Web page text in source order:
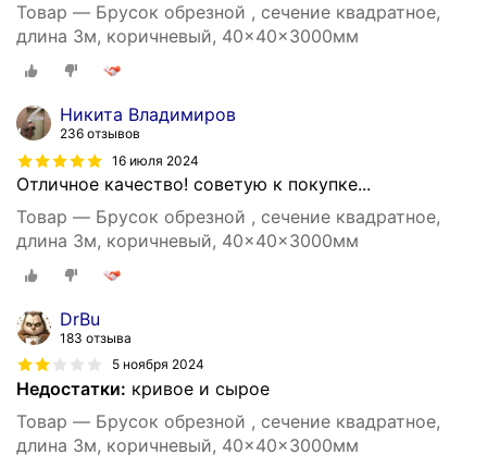
Товар — Брусок обрезной , сечение квадратное,
длина 3м, коричневый, 40x40x3000мм
Никита Владимиров
236 отзывов
16 июля 2024
Отличное качество! советую к покупке...
Товар — Брусок обрезной , сечение квадратное,
длина 3м, коричневый, 40x40x3000мм
DrBu
183 отзыва
5 ноября 2024
Недостатки: кривое и сырое
Товар — Брусок обрезной , сечение квадратное,
длина 3м, коричневый, 40x40x3000мм